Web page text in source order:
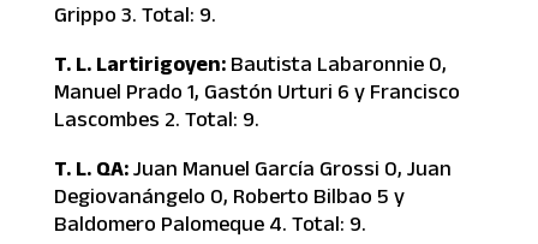
Grippo 3. Total: 9.
T. L. Lartirigoyen: Bautista Labaronnie 0,
Manuel Prado 1, Gastón Urturi 6 y Francisco
Lascombes 2. Total: 9.
T. L. QA: Juan Manuel García Grossi 0, Juan
Degiovanángelo 0, Roberto Bilbao 5 y
Baldomero Palomeque 4. Total: 9.